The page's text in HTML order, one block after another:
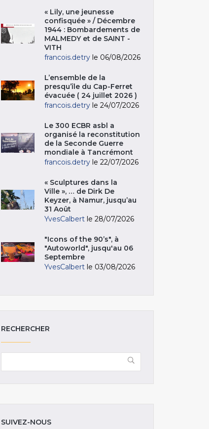
« Lily, une jeunesse
confisquée » / Décembre
1944 : Bombardements de
MALMEDY et de SAINT -
VITH
francois.detry le 06/08/2026
L’ensemble de la
presqu’île du Cap-Ferret
évacuée ( 24 juillet 2026 )
francois.detry le 24/07/2026
Le 300 ECBR asbl a
organisé la reconstitution
de la Seconde Guerre
mondiale à Tancrémont
francois.detry le 22/07/2026
« Sculptures dans la
Ville », … de Dirk De
Keyzer, à Namur, jusqu’au
31 Août
YvesCalbert le 28/07/2026
"Icons of the 90’s", à
"Autoworld", jusqu'au 06
Septembre
YvesCalbert le 03/08/2026
RECHERCHER
SUIVEZ-NOUS